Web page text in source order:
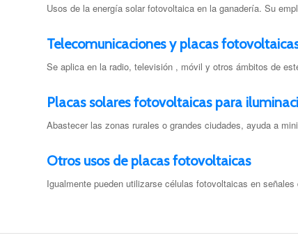
Usos de la energía solar fotovoltaica en la ganadería. Su
Telecomunicaciones y placas
Se aplica en la radio, televisión , móvil y otros ámbitos de
Placas solares fotovoltaicas para
Abastecer las zonas rurales o grandes ciudades, ayuda a
Otros usos de placas fotovoltaicas
Igualmente pueden utilizarse células fotovoltaicas en